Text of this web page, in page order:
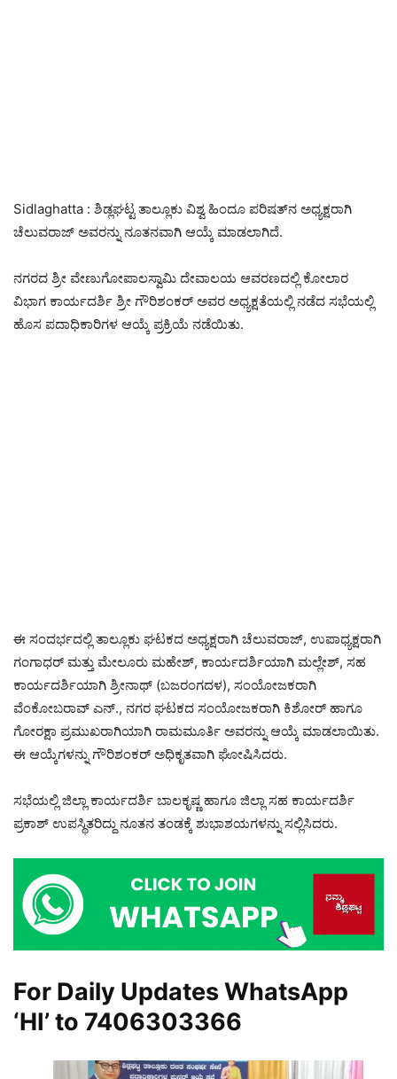
Sidlaghatta : ಶಿಡ್ಲಘಟ್ಟ ತಾಲ್ಲೂಕು ವಿಶ್ವ ಹಿಂದೂ ಪರಿಷತ್‌ನ ಅಧ್ಯಕ್ಷರಾಗಿ
ಚೆಲುವರಾಜ್ ಅವರನ್ನು ನೂತನವಾಗಿ ಆಯ್ಕೆ ಮಾಡಲಾಗಿದೆ.
ನಗರದ ಶ್ರೀ ವೇಣುಗೋಪಾಲಸ್ವಾಮಿ ದೇವಾಲಯ ಆವರಣದಲ್ಲಿ ಕೋಲಾರ
ವಿಭಾಗ ಕಾರ್ಯದರ್ಶಿ ಶ್ರೀ ಗೌರಿಶಂಕರ್ ಅವರ ಅಧ್ಯಕ್ಷತೆಯಲ್ಲಿ ನಡೆದ ಸಭೆಯಲ್ಲಿ
ಹೊಸ ಪದಾಧಿಕಾರಿಗಳ ಆಯ್ಕೆ ಪ್ರಕ್ರಿಯೆ ನಡೆಯಿತು.
ಈ ಸಂದರ್ಭದಲ್ಲಿ ತಾಲ್ಲೂಕು ಘಟಕದ ಅಧ್ಯಕ್ಷರಾಗಿ ಚೆಲುವರಾಜ್, ಉಪಾಧ್ಯಕ್ಷರಾಗಿ
ಗಂಗಾಧರ್ ಮತ್ತು ಮೇಲೂರು ಮಹೇಶ್, ಕಾರ್ಯದರ್ಶಿಯಾಗಿ ಮಲ್ಲೇಶ್, ಸಹ
ಕಾರ್ಯದರ್ಶಿಯಾಗಿ ಶ್ರೀನಾಥ್ (ಬಜರಂಗದಳ), ಸಂಯೋಜಕರಾಗಿ
ವೆಂಕೋಬರಾವ್ ಎನ್., ನಗರ ಘಟಕದ ಸಂಯೋಜಕರಾಗಿ ಕಿಶೋರ್ ಹಾಗೂ
ಗೋರಕ್ಷಾ ಪ್ರಮುಖರಾಗಿಯಾಗಿ ರಾಮಮೂರ್ತಿ ಅವರನ್ನು ಆಯ್ಕೆ ಮಾಡಲಾಯಿತು.
ಈ ಆಯ್ಕೆಗಳನ್ನು ಗೌರಿಶಂಕರ್ ಅಧಿಕೃತವಾಗಿ ಘೋಷಿಸಿದರು.
ಸಭೆಯಲ್ಲಿ ಜಿಲ್ಲಾ ಕಾರ್ಯದರ್ಶಿ ಬಾಲಕೃಷ್ಣ ಹಾಗೂ ಜಿಲ್ಲಾ ಸಹ ಕಾರ್ಯದರ್ಶಿ
ಪ್ರಕಾಶ್ ಉಪಸ್ಥಿತರಿದ್ದು ನೂತನ ತಂಡಕ್ಕೆ ಶುಭಾಶಯಗಳನ್ನು ಸಲ್ಲಿಸಿದರು.
For Daily Updates WhatsApp
‘HI’ to 7406303366